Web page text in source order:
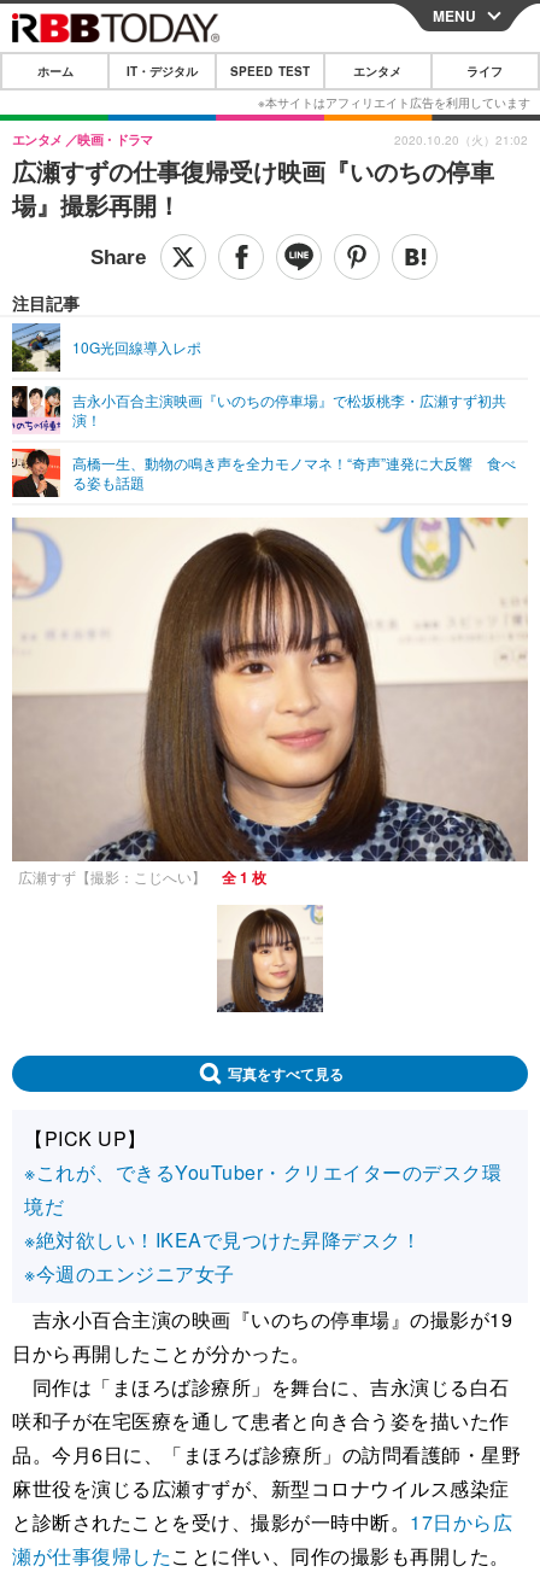
CLOSE
ホーム
IT・デジタル
IT・デジタルTOP スマートフォン
ショッピング その他
SPEED TEST
エンタメTOP 映画・ドラマ
ショッピング その他
ライフTOP
リリース一覧
プッシュ通知の停止方法
MENU
ホーム IT・デジタル SPEED TEST エンタメ ライフ
広瀬すずの仕事復帰受け映画『いのちの停車
場』撮影再開！
エンタメ 映画・ドラマ
注目記事
10G光回線導入レポ
吉永小百合主演映画『いのちの停車場』で松坂桃李・広瀬すず初共
演！
高橋一生、動物の鳴き声を全力モノマネ！“奇声”連発に大反響 食べ
る姿も話題
2020.10.20（火）21:02
広瀬すず【撮影：こじへい】 全 1 枚
写真をすべて見る
【PICK UP】
※これが、できるYouTuber・クリエイターのデスク環
境だ
※絶対欲しい！IKEAで見つけた昇降デスク！
※今週のエンジニア女子
吉永小百合主演の映画『いのちの停車場』の撮影が19
日から再開したことが分かった。
同作は「まほろば診療所」を舞台に、吉永演じる白石
咲和子が在宅医療を通して患者と向き合う姿を描いた作
品。今月6日に、「まほろば診療所」の訪問看護師・星野
麻世役を演じる広瀬すずが、新型コロナウイルス感染症
と診断されたことを受け、撮影が一時中断。 17日から広
瀬が仕事復帰したことに伴い、同作の撮影も再開した。